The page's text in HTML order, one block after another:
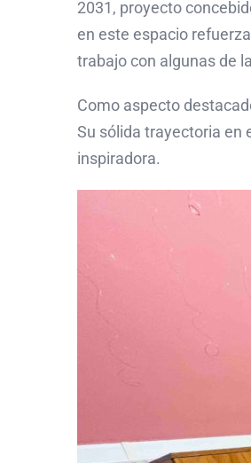
2031, proyecto
en este espacio
trabajo con algunas de
Como aspecto
Su sólida trayectoria en
inspiradora.